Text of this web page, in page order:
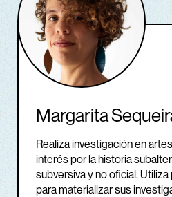
Margarita
Realiza investigación en
interés por la historia
subversiva y no oficial.
para materializar sus